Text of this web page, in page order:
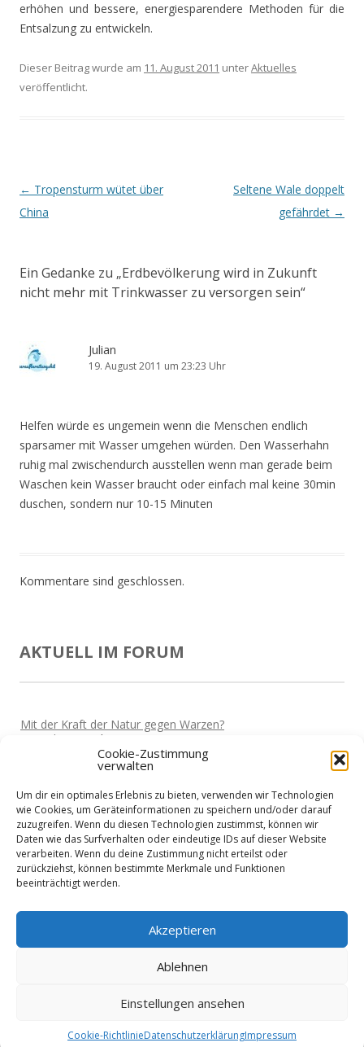
Cookie-Zustimmung
verwalten
Um dir ein optimales Erlebnis zu bieten, verwenden wir Technologien
wie Cookies, um Geräteinformationen zu speichern und/oder darauf
zuzugreifen. Wenn du diesen Technologien zustimmst, können wir
Daten wie das Surfverhalten oder eindeutige IDs auf dieser Website
verarbeiten. Wenn du deine Zustimmung nicht erteilst oder
zurückziehst, können bestimmte Merkmale und Funktionen
beeinträchtigt werden.
Akzeptieren
Ablehnen
Einstellungen ansehen
Cookie-RichtlinieDatenschutzerklärungImpressum
erhöhen und bessere, energiesparendere Methoden für die
Entsalzung zu entwickeln.
Dieser Beitrag wurde am 11. August 2011 unterAktuelles
veröffentlicht.
Beitrags-
Navigation
← Tropensturm wütet über
China
Seltene Wale doppelt
gefährdet →
Ein Gedanke zu „Erdbevölkerung wird in Zukunft
nicht mehr mit Trinkwasser zu versorgen sein“
Julian
19. August 2011 um 23:23 Uhr
Helfen würde es ungemein wenn die Menschen endlich
sparsamer mit Wasser umgehen würden. Den Wasserhahn
ruhig mal zwischendurch ausstellen wenn man gerade beim
Waschen kein Wasser braucht oder einfach mal keine 30min
duschen, sondern nur 10-15 Minuten
Kommentare sind geschlossen.
AKTUELL IM FORUM
Mit der Kraft der Natur gegen Warzen?
Miki Vor 5 Jahren
Darf man wieder reisen?
Home-Office und die Stromkosten
VonBasti Vor 5 Jahren
Wie sieht es mit Urlaub aus?
VonBastiVor 5 Jahren
Niedrigenergiehaus - Finanzierung?